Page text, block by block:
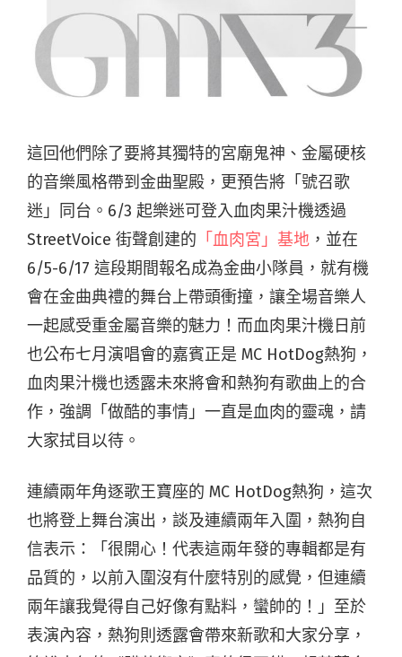
這回他們除了要將其獨特的宮廟鬼神、金屬硬核
的音樂風格帶到金曲聖殿，更預告將「號召歌
迷」同台。6/3 起樂迷可登入血肉果汁機透過
StreetVoice 街聲創建的 「血肉宮」基地 ，並在
6/5-6/17 這段期間報名成為金曲小隊員，就有機
會在金曲典禮的舞台上帶頭衝撞，讓全場音樂人
一起感受重金屬音樂的魅力！ 而血肉果汁機日前
也公布七月演唱會的嘉賓正是 MC HotDog熱狗，
血肉果汁機也透露未來將會和熱狗有歌曲上的合
作，強調「做酷的事情」一直是血肉的靈魂，請
大家拭目以待。
連續兩年角逐歌王寶座的 MC HotDog熱狗，這次
也將登上舞台演出，談及連續兩年入圍，熱狗自
信表示：「很開心！代表這兩年發的專輯都是有
品質的，以前入圍沒有什麼特別的感覺，但連續
兩年讓我覺得自己好像有點料，蠻帥的！」至於
表演內容，熱狗則透露會帶來新歌和大家分享，